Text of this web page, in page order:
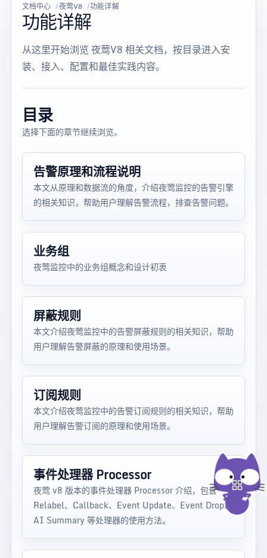
文档中心 夜莺V8 功能详解
功能详解
从这里开始浏览 夜莺V8 相关文档，按目录进入安
装、接入、配置和最佳实践内容。
目录
选择下面的章节继续浏览。
告警原理和流程说明
本文从原理和数据流的角度，介绍夜莺监控的告警引擎
的相关知识，帮助用户理解告警流程，排查告警问题。
业务组
夜莺监控中的业务组概念和设计初衷
屏蔽规则
本文介绍夜莺监控中的告警屏蔽规则的相关知识，帮助
用户理解告警屏蔽的原理和使用场景。
订阅规则
本文介绍夜莺监控中的告警订阅规则的相关知识，帮助
用户理解告警订阅的原理和使用场景。
事件处理器 Processor
夜莺 v8 版本的事件处理器 Processor 介绍，包含
Relabel、Callback、Event Update、Event Drop、
AI Summary 等处理器的使用方法。